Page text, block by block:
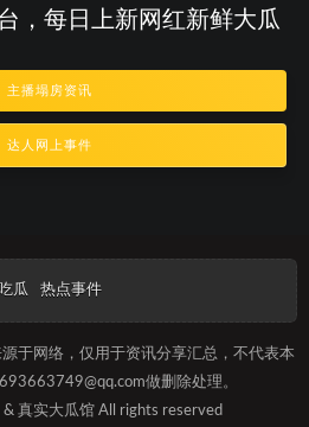
，每日上新网红新鲜大瓜
主播塌房资讯
达人网上事件
瓜 热点事件
于网络，仅用于资讯分享汇总，不代表本
做删除处理。
& 真实大瓜馆 All rights reserved